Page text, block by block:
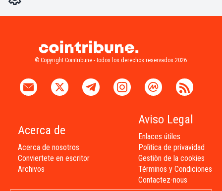
© Copyright Cointribune - todos los derechos reservados 2026
Acerca de
Acerca de nosotros
Conviertete en escritor
Archivos
Aviso Legal
Enlaces útiles
Polìtica de privavidad
Gestiòn de la cookies
Términos y Condiciones
Contactez-nous